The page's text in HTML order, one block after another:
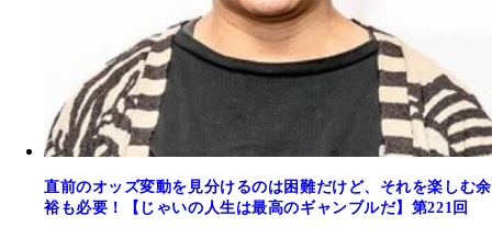
直前のオッズ変動を見分けるのは困難だけど、それを楽しむ余
裕も必要！【じゃいの人生は最高のギャンブルだ】第221回